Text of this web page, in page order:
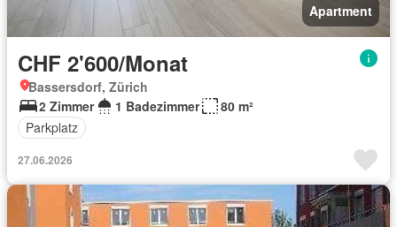
Apartment
CHF 2'600/Monat
Bassersdorf, Zürich
2 Zimmer
1 Badezimmer
80 m²
Parkplatz
27.06.2026